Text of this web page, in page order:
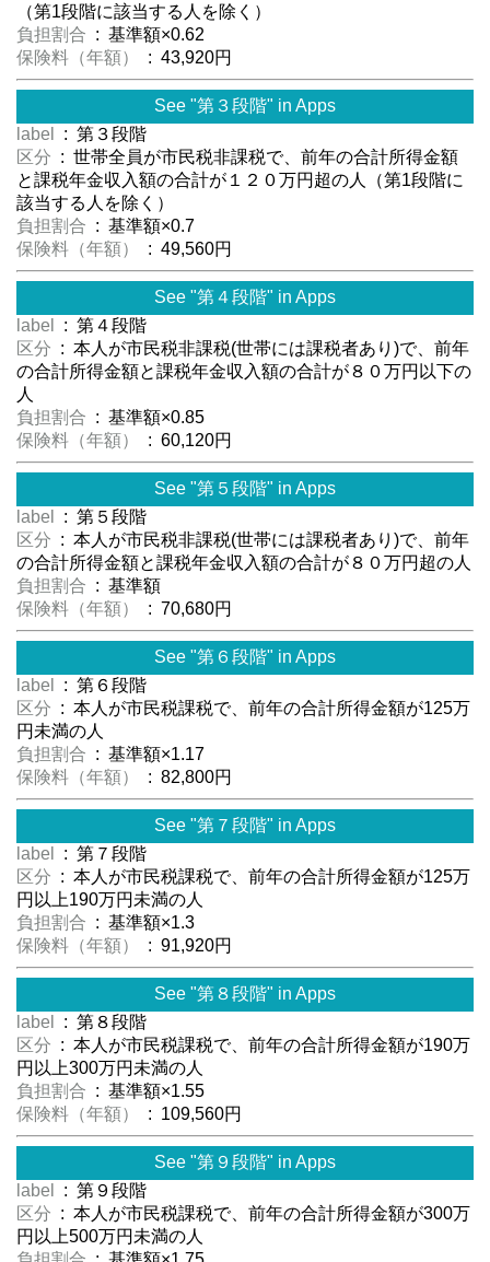
（第1段階に該当する人を除く）
負担割合 : 基準額×0.62
保険料（年額）
: 43,920円
See "第３段階" in Apps
label
: 第３段階
区分 : 世帯全員が市民税非課税で、前年の合計所得金額
と課税年金収入額の合計が１２０万円超の人（第1段階に
該当する人を除く）
負担割合 : 基準額×0.7
保険料（年額）
: 49,560円
See "第４段階" in Apps
label
: 第４段階
区分 : 本人が市民税非課税(世帯には課税者あり)で、前年
の合計所得金額と課税年金収入額の合計が８０万円以下の
人
負担割合 : 基準額×0.85
保険料（年額）
: 60,120円
See "第５段階" in Apps
label
: 第５段階
区分 : 本人が市民税非課税(世帯には課税者あり)で、前年
の合計所得金額と課税年金収入額の合計が８０万円超の人
負担割合 : 基準額
保険料（年額）
: 70,680円
See "第６段階" in Apps
label
: 第６段階
区分 : 本人が市民税課税で、前年の合計所得金額が125万
円未満の人
負担割合 : 基準額×1.17
保険料（年額）
: 82,800円
See "第７段階" in Apps
label
: 第７段階
区分 : 本人が市民税課税で、前年の合計所得金額が125万
円以上190万円未満の人
負担割合 : 基準額×1.3
保険料（年額）
: 91,920円
See "第８段階" in Apps
label
: 第８段階
区分 : 本人が市民税課税で、前年の合計所得金額が190万
円以上300万円未満の人
負担割合 : 基準額×1.55
保険料（年額）
: 109,560円
See "第９段階" in Apps
label
: 第９段階
区分 : 本人が市民税課税で、前年の合計所得金額が300万
円以上500万円未満の人